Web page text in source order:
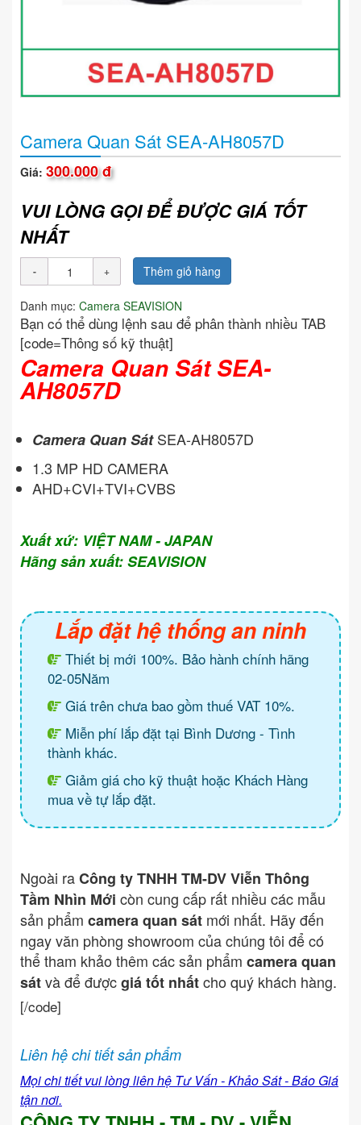
Camera Quan Sát SEA-AH8057D
Giá: 300.000 đ
VUI LÒNG GỌI ĐỂ ĐƯỢC GIÁ TỐT
NHẤT
Thêm giỏ hàng
Danh mục: Camera SEAVISION
Bạn có thể dùng lệnh sau để phân thành nhiều TAB
[code=Thông số kỹ thuật]
Camera Quan Sát SEA-
AH8057D
Camera Quan SátSEA-AH8057D
1.3 MP HD CAMERA
AHD+CVI+TVI+CVBS
Xuất xứ: VIỆT NAM - JAPAN
Hãng sản xuất: SEAVISION
Lắp đặt hệ thống an ninh
Thiết bị mới 100%. Bảo hành chính hãng
02-05Năm
Giá trên chưa bao gồm thuế VAT 10%.
Miễn phí lắp đặt tại Bình Dương - Tình
thành khác.
Giảm giá cho kỹ thuật hoặc Khách Hàng
mua về tự lắp đặt.
Ngoài raCông ty TNHH TM-DV Viễn Thông
Tầm Nhìn Mới còn cung cấp rất nhiều các mẫu
sản phẩm camera quan sát mới nhất. Hãy đến
ngay văn phòng showroom của chúng tôi để có
thể tham khảo thêm các sản phẩm camera quan
sátvà để đượcgiá tốt nhấtcho quý khách hàng.
[/code]
Liên hệ chi tiết sản phẩm
Mọi chi tiết vui lòng liên hệ Tư Vấn - Khảo Sát - Báo Giá
tận nơi.